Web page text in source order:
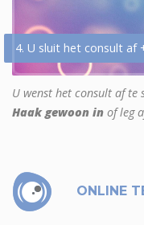
4. U sluit het consult af
U wenst het consult af te
Haak gewoon in of leg
ONLINE